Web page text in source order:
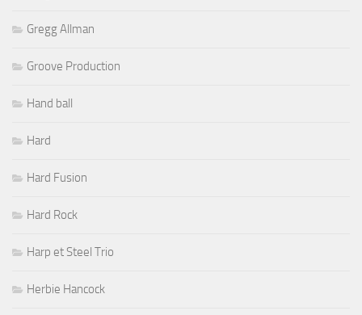
Gregg Allman
Groove Production
Hand ball
Hard
Hard Fusion
Hard Rock
Harp et Steel Trio
Herbie Hancock